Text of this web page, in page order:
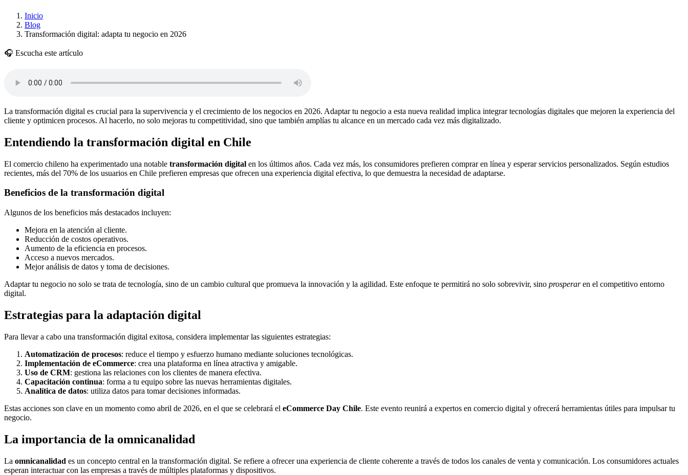
Inicio
Blog
Transformación digital: adapta tu negocio en 2026
🎧 Escucha este artículo
La transformación digital es crucial para la supervivencia y el crecimiento de los negocios en 2026. Adaptar tu negocio a esta nueva realidad implica integrar tecnologías digitales que mejoren la experiencia del
cliente y optimicen procesos. Al hacerlo, no solo mejoras tu competitividad, sino que también amplías tu alcance en un mercado cada vez más digitalizado.
Entendiendo la transformación digital en Chile
El comercio chileno ha experimentado una notable transformación digital en los últimos años. Cada vez más, los consumidores prefieren comprar en línea y esperar servicios personalizados. Según estudios
recientes, más del 70% de los usuarios en Chile prefieren empresas que ofrecen una experiencia digital efectiva, lo que demuestra la necesidad de adaptarse.
Beneficios de la transformación digital
Algunos de los beneficios más destacados incluyen:
Mejora en la atención al cliente.
Reducción de costos operativos.
Aumento de la eficiencia en procesos.
Acceso a nuevos mercados.
Mejor análisis de datos y toma de decisiones.
Adaptar tu negocio no solo se trata de tecnología, sino de un cambio cultural que promueva la innovación y la agilidad. Este enfoque te permitirá no solo sobrevivir, sino prosperaren el competitivo entorno
digital.
Estrategias para la adaptación digital
Para llevar a cabo una transformación digital exitosa, considera implementar las siguientes estrategias:
Automatización de procesos: reduce el tiempo y esfuerzo humano mediante soluciones tecnológicas.
Implementación de eCommerce: crea una plataforma en línea atractiva y amigable.
Uso de CRM: gestiona las relaciones con los clientes de manera efectiva.
Capacitación continua: forma a tu equipo sobre las nuevas herramientas digitales.
Analítica de datos: utiliza datos para tomar decisiones informadas.
Estas acciones son clave en un momento como abril de 2026, en el que se celebrará el eCommerce Day Chile. Este evento reunirá a expertos en comercio digital y ofrecerá herramientas útiles para impulsar tu
negocio.
La importancia de la omnicanalidad
La omnicanalidad es un concepto central en la transformación digital. Se refiere a ofrecer una experiencia de cliente coherente a través de todos los canales de venta y comunicación. Los consumidores actuales
esperan interactuar con las empresas a través de múltiples plataformas y dispositivos.